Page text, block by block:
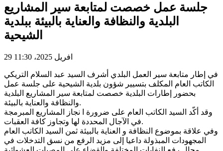
جلسة عمل خصصت لمتابعة سير المشاريع
البلدية والنظافة والعناية بالبيئة ببلدية
الشيحية
29 افريل 2025، 11:30
في إطار متابعة سير العمل البلدي أشرف السيد عبد السلام التريكي
الكاتب العام المكلف بتسيير شؤون بلدية الشيحية على جلسة عمل
بحضور إطارات البلدية خصصت لمتابعة سير المشاريع البلدية
والنظافة والعناية بالبيئة.
وقد أكّد السيد الكاتب العام على ضرورة ا نجاز المشاريع المبرمجة
في الآجال المحددة لها وتجاوز كافة العقبات.
وفي علاقة بموضوع النظافة و العناية بالبيئة ثمن السيد الكاتب العام
المجهودات المبذولة داعيا إلى مزيد الرفع من نسق التدخلات في